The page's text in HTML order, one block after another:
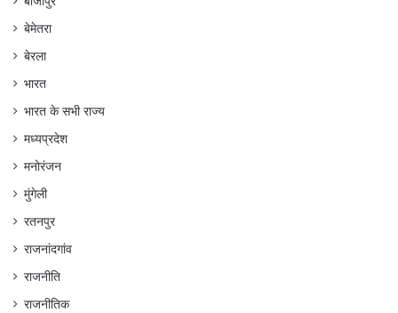
बेमेतरा
बेरला
भारत
भारत के सभी राज्य
मध्यप्रदेश
मनोरंजन
मुंगेली
रतनपुर
राजनांदगांव
राजनीति
राजनीतिक